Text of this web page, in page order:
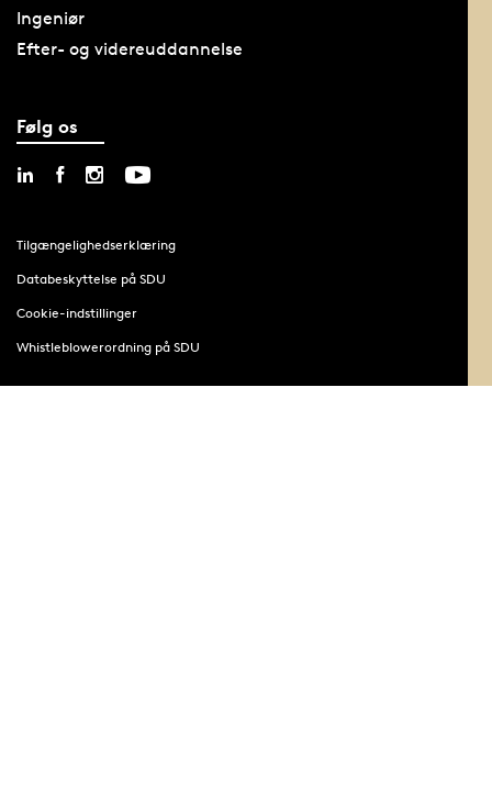
Ingeniør
Efter- og videreuddannelse
Følg os
Tilgængelighedserklæring
Databeskyttelse på SDU
Cookie-indstillinger
Whistleblowerordning på SDU